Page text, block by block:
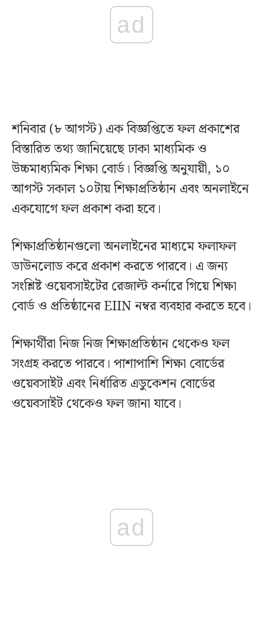
ad
শনিবার (৮ আগস্ট) এক বিজ্ঞপ্তিতে ফল প্রকাশের
বিস্তারিত তথ্য জানিয়েছে ঢাকা মাধ্যমিক ও
উচ্চমাধ্যমিক শিক্ষা বোর্ড। বিজ্ঞপ্তি অনুযায়ী, ১০
আগস্ট সকাল ১০টায় শিক্ষাপ্রতিষ্ঠান এবং অনলাইনে
একযোগে ফল প্রকাশ করা হবে।
শিক্ষাপ্রতিষ্ঠানগুলো অনলাইনের মাধ্যমে ফলাফল
ডাউনলোড করে প্রকাশ করতে পারবে। এ জন্য
সংশ্লিষ্ট ওয়েবসাইটের রেজাল্ট কর্নারে গিয়ে শিক্ষা
বোর্ড ও প্রতিষ্ঠানের EIIN নম্বর ব্যবহার করতে হবে।
শিক্ষার্থীরা নিজ নিজ শিক্ষাপ্রতিষ্ঠান থেকেও ফল
সংগ্রহ করতে পারবে। পাশাপাশি শিক্ষা বোর্ডের
ওয়েবসাইট এবং নির্ধারিত এডুকেশন বোর্ডের
ওয়েবসাইট থেকেও ফল জানা যাবে।
ad